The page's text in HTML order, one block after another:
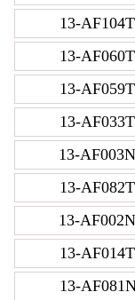
13-
13-
13-
13-
13-
13-
13-
13-
13-